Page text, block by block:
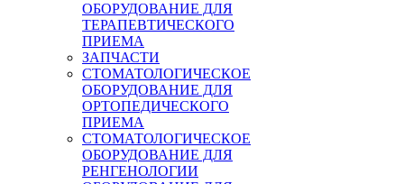
ОБОРУДОВАНИЕ ДЛЯ
ТЕРАПЕВТИЧЕСКОГО
ПРИЕМА
ЗАПЧАСТИ
СТОМАТОЛОГИЧЕСКОЕ
ОБОРУДОВАНИЕ ДЛЯ
ОРТОПЕДИЧЕСКОГО
ПРИЕМА
СТОМАТОЛОГИЧЕСКОЕ
ОБОРУДОВАНИЕ ДЛЯ
РЕНГЕНОЛОГИИ